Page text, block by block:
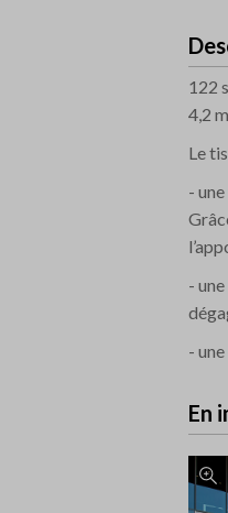
122
4,2
Le
-
- une
-
En